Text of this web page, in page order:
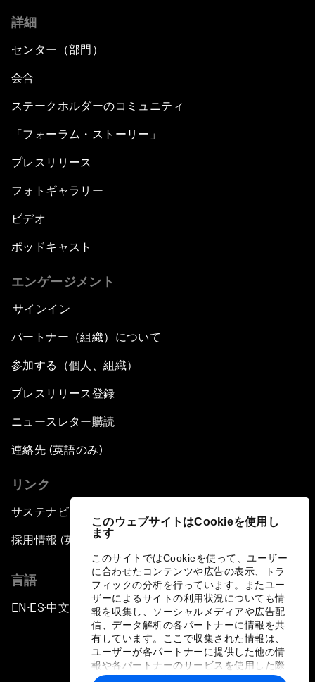
このウェブサイトはCookieを使用し
ます
このサイトではCookieを使って、ユーザー
に合わせたコンテンツや広告の表示、トラ
フィックの分析を行っています。またユー
ザーによるサイトの利用状況についても情
報を収集し、ソーシャルメディアや広告配
信、データ解析の各パートナーに情報を共
有しています。ここで収集された情報は、
ユーザーが各パートナーに提供した他の情
報や各パートナーのサービスを使用した際
に収集された情報と組み合わされ、各パー
詳細
センター（部門）
会合
ステークホルダーのコミュニティ
「フォーラム・ストーリー」
プレスリリース
フォトギャラリー
ビデオ
ポッドキャスト
エンゲージメント
サインイン
パートナー（組織）について
参加する（個人、組織）
プレスリリース登録
ニュースレター購読
連絡先 (英語のみ)
リンク
サステナビリティへの取り組み
採用情報 (英語のみ)
言語
EN ▪ ES▪中文▪ 日本語